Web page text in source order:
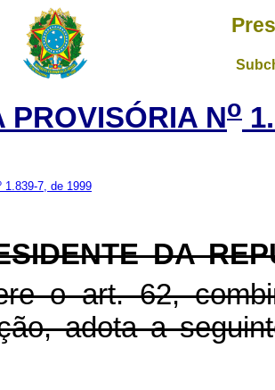
PROVISÓRIA No
1.839-7, de 1999
DA
o art. 62,
adota a